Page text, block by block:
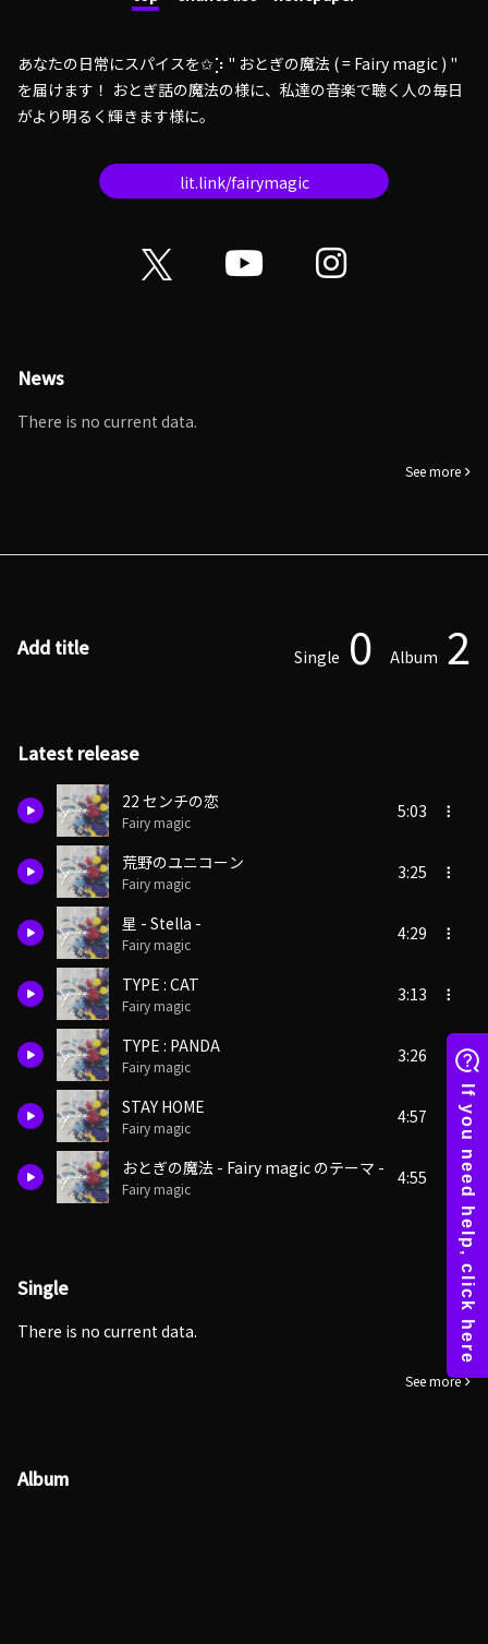
あなたの日常にスパイスを✩︎⡱ " おとぎの魔法 ( = Fairy magic ) "
を届けます！ おとぎ話の魔法の様に、私達の音楽で聴く人の毎日
がより明るく輝きます様に。
lit.link/fairymagic
News
There is no current data.
See more
Add title Single 0 Album 2
Latest release
22 センチの恋
Fairy magic
5:03
荒野のユニコーン
Fairy magic
3:25
星 - Stella -
Fairy magic
4:29
TYPE : CAT
Fairy magic
3:13
TYPE : PANDA
Fairy magic
3:26
STAY HOME
Fairy magic
4:57
おとぎの魔法 - Fairy magic のテーマ -
Fairy magic
4:55
Single
There is no current data.
See more
Album